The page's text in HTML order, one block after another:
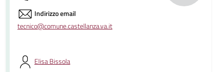
Indirizzo email
tecnico@comune.castellanza.va.it
Elisa Bissola